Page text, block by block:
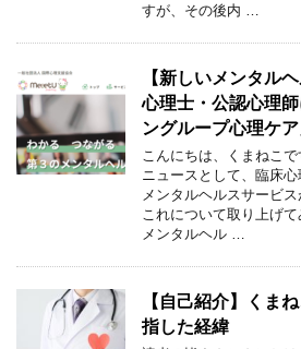
すが、その後内 …
【新しいメンタル
心理士・公認心理
ングループ心理ケ
こんにちは、くまねこ
ニュースとして、臨床
メンタルヘルスサービス
これについて取り上げ
メンタルヘル …
【自己紹介】くま
指した経緯